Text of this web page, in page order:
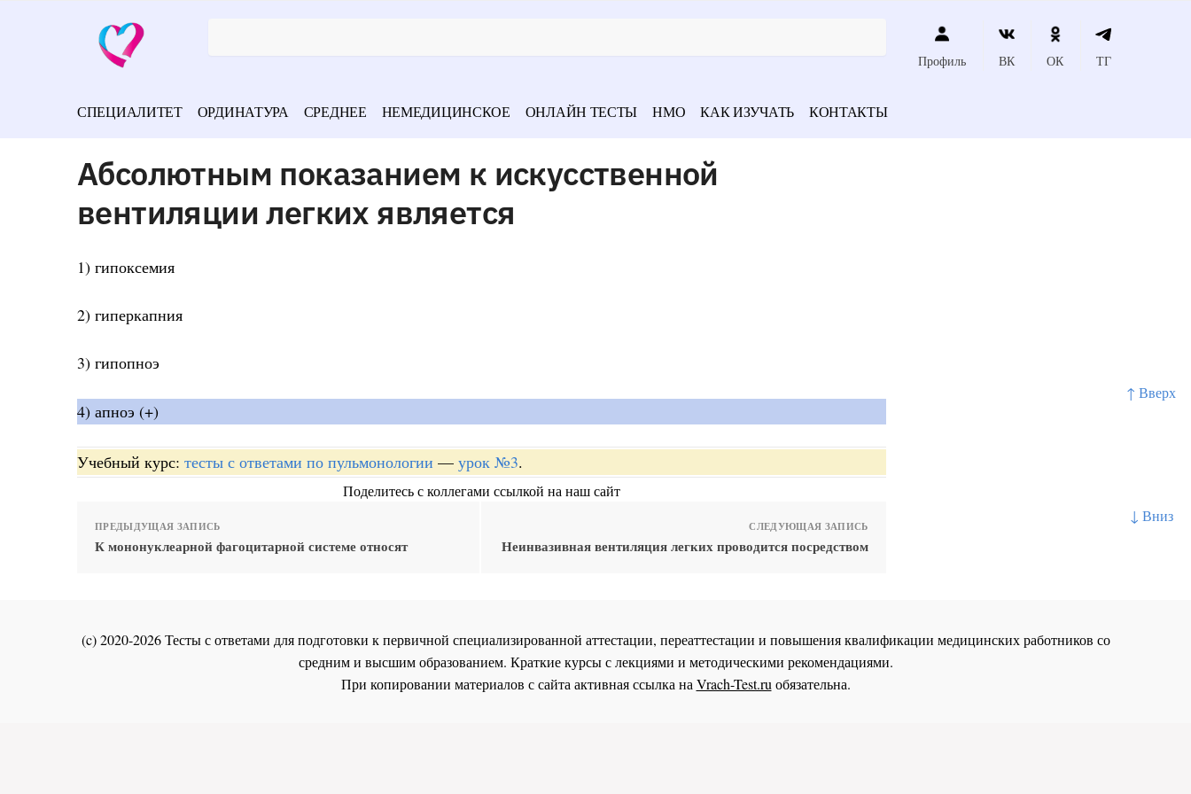
↑ Вверх
↓ Вниз
Профиль ВК ОК ТГ
СПЕЦИАЛИТЕТ ОРДИНАТУРА СРЕДНЕЕ НЕМЕДИЦИНСКОЕ ОНЛАЙН ТЕСТЫ НМО КАК ИЗУЧАТЬ КОНТАКТЫ
Абсолютным показанием к искусственной
вентиляции легких является
1) гипоксемия
2) гиперкапния
3) гипопноэ
4) апноэ (+)
Учебный курс: тесты с ответами по пульмонологии — урок №3.
Поделитесь с коллегами ссылкой на наш сайт
ПРЕДЫДУЩАЯ ЗАПИСЬ
К мононуклеарной фагоцитарной системе относят
СЛЕДУЮЩАЯ ЗАПИСЬ
Неинвазивная вентиляция легких проводится посредством
(c) 2020-2026 Тесты с ответами для подготовки к первичной специализированной аттестации, переаттестации и повышения квалификации медицинских работников со
средним и высшим образованием. Краткие курсы с лекциями и методическими рекомендациями.
При копировании материалов с сайта активная ссылка наVrach-Test.ruобязательна.